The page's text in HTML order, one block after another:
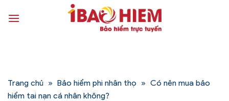
qua
Trang chủ » Bảo hiểm phi nhân thọ » Có nên mua bảo
hiểm tai nạn cá nhân không?